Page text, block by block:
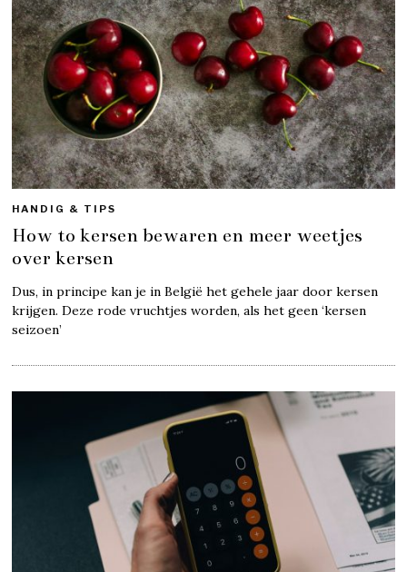
HANDIG & TIPS
How to kersen bewaren en meer weetjes
over kersen
Dus, in principe kan je in België het gehele jaar door kersen
krijgen. Deze rode vruchtjes worden, als het geen ‘kersen
seizoen’